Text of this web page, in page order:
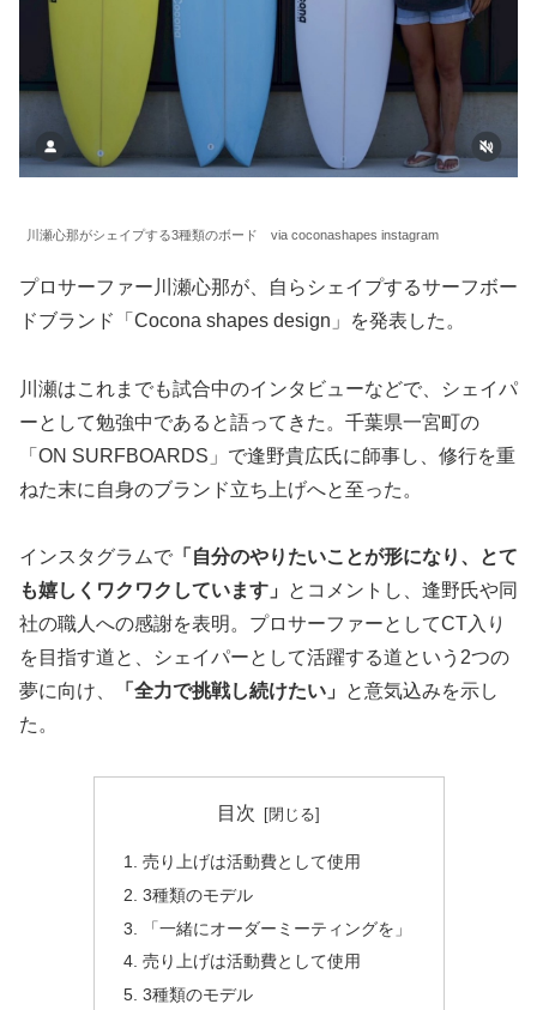
川瀬心那がシェイプする3種類のボード via coconashapes instagram
プロサーファー川瀬心那が、自らシェイプするサーフボー
ドブランド「Cocona shapes design」を発表した。
川瀬はこれまでも試合中のインタビューなどで、シェイパ
ーとして勉強中であると語ってきた。千葉県一宮町の
「ON SURFBOARDS」で逢野貴広氏に師事し、修行を重
ねた末に自身のブランド立ち上げへと至った。
インスタグラムで 「自分のやりたいことが形になり、とて
も嬉しくワクワクしています」
とコメントし、逢野氏や同
社の職人への感謝を表明。プロサーファーとしてCT入り
を目指す道と、シェイパーとして活躍する道という2つの
夢に向け、
「全力で挑戦し続けたい」
と意気込みを示し
た。
目次
売り上げは活動費として使用
3種類のモデル
「一緒にオーダーミーティングを」
売り上げは活動費として使用
3種類のモデル